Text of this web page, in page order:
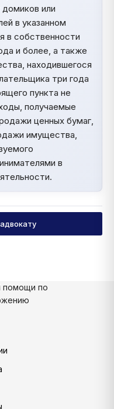
или
в указанном
в собственности
и более, а также
находившегося
три года
пункта не
получаемые
ценных бумаг,
имущества,
в
помощи по